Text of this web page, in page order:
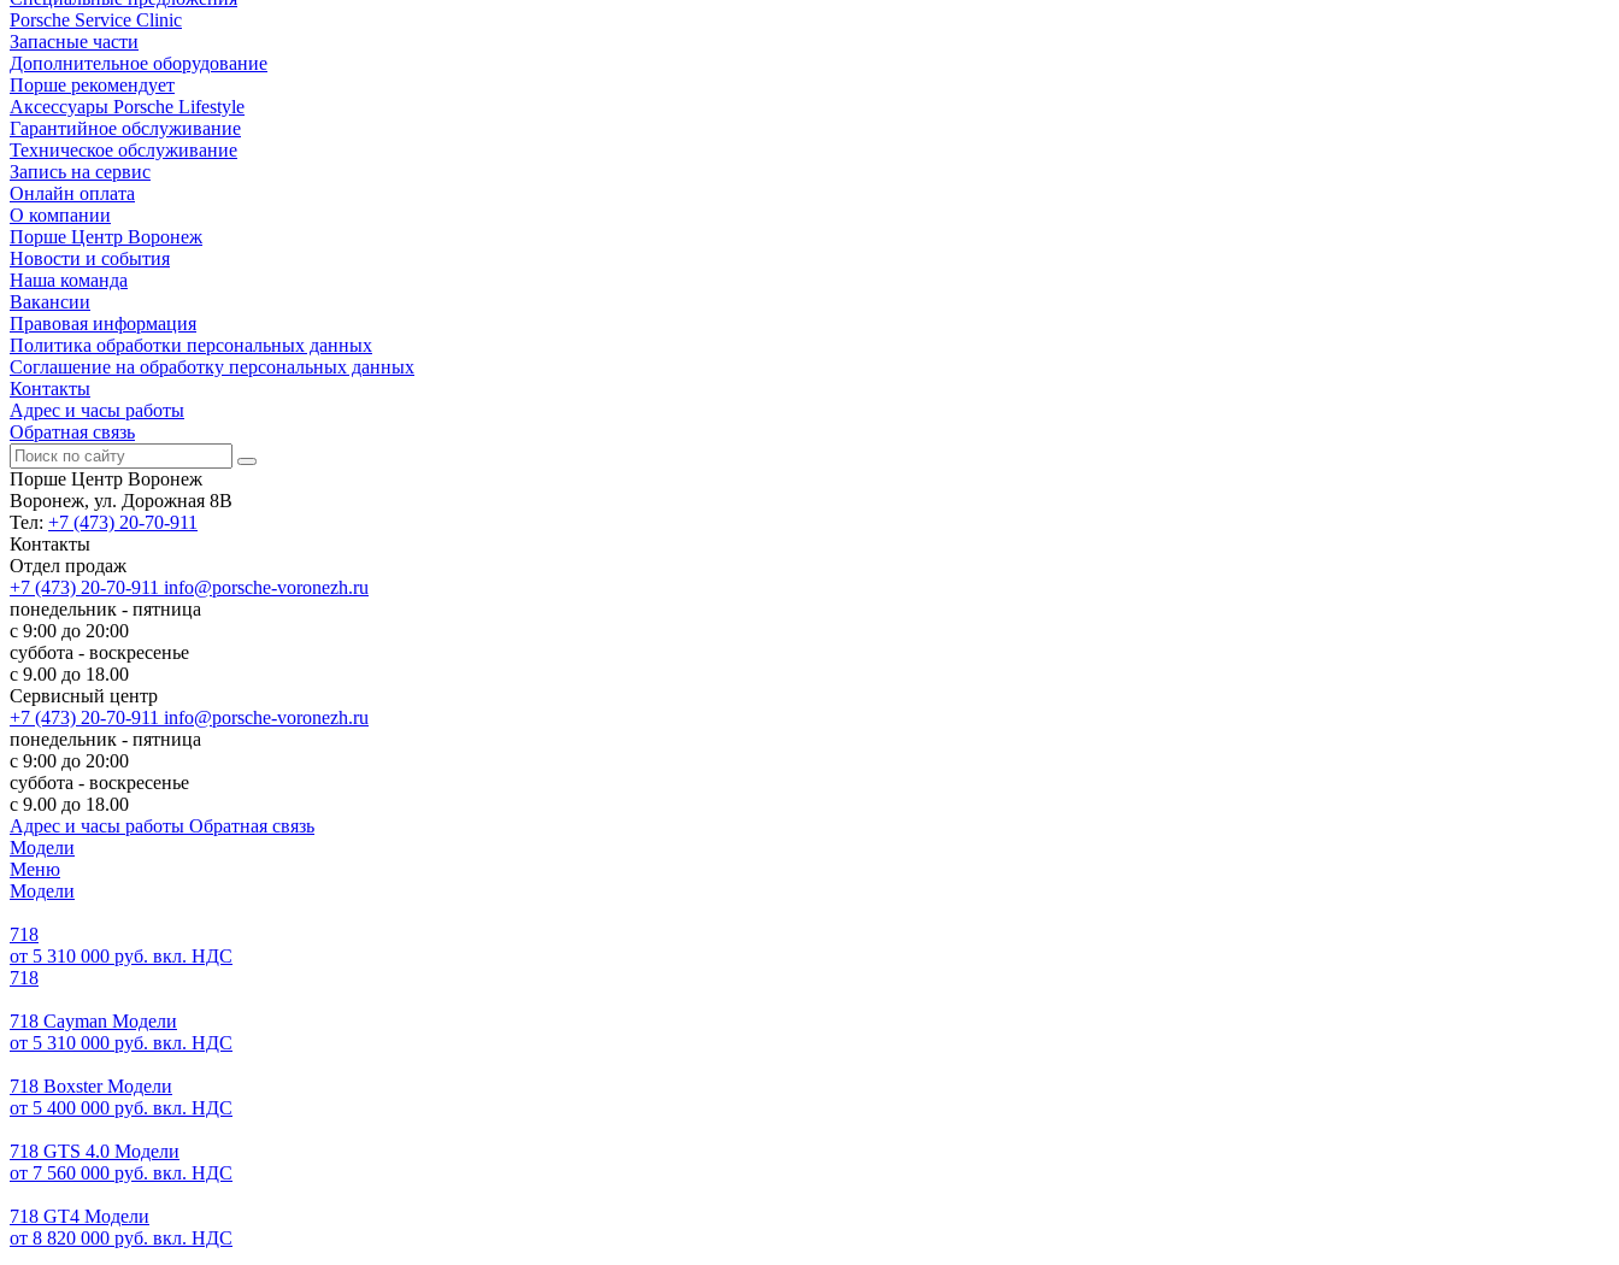
Porsche Service Clinic
Запасные части
Дополнительное оборудование
Порше рекомендует
Аксессуары Porsche Lifestyle
Гарантийное обслуживание
Техническое обслуживание
Запись на сервис
Онлайн оплата
О компании
Порше Центр Воронеж
Новости и события
Наша команда
Вакансии
Правовая информация
Политика обработки персональных данных
Соглашение на обработку персональных данных
Контакты
Адрес и часы работы
Обратная связь
Порше Центр Воронеж
Воронеж, ул. Дорожная 8В
Тел: +7 (473) 20-70-911
Контакты
Отдел продаж
+7 (473) 20-70-911 info@porsche-voronezh.ru
понедельник - пятница
с 9:00 до 20:00
суббота - воскресенье
с 9.00 до 18.00
Сервисный центр
+7 (473) 20-70-911 info@porsche-voronezh.ru
понедельник - пятница
с 9:00 до 20:00
суббота - воскресенье
с 9.00 до 18.00
Адрес и часы работы Обратная связь
Модели
Меню
Модели
718
от 5 310 000 руб. вкл. НДС
718
718 Cayman Модели
от 5 310 000 руб. вкл. НДС
718 Boxster Модели
от 5 400 000 руб. вкл. НДС
718 GTS 4.0 Модели
от 7 560 000 руб. вкл. НДС
718 GT4 Модели
от 8 820 000 руб. вкл. НДС